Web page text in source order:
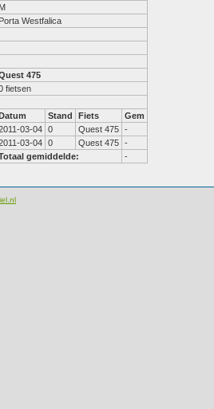
M
Porta Westfalica
475
fietsen
Stand Fiets
Gem
03-04 0 Quest 475 -
03-04 0 Quest 475 -
gemiddelde:
-